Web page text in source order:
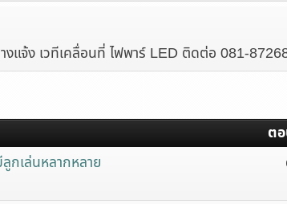
งแจ้ง เวทีเคลื่อนที่ ไฟพาร์ LED ติดต่อ 081-
ต
กเล่นหลากหลาย